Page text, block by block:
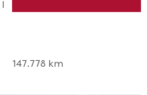
147.778 km